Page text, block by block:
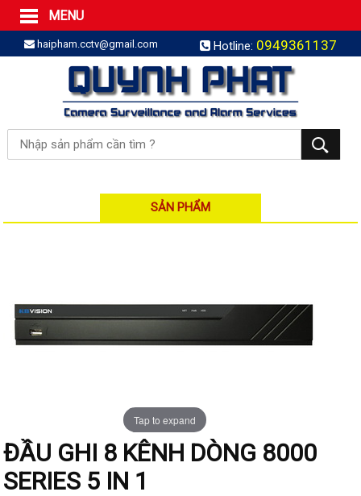
MENU
Trang Chủ
Sản phẩm
SẢN PHẨM TRỌN GÓI
LẮP BÁO TRỘM TRỌN GÓI
LẮP CAMERA TRỌN GÓI
Camera IP
Camera IP KBVISION
Camera IP HIKVISION
Đầu ghi IP | NVR
Đầu ghi IP HIKVISION
Đầu ghi IP Visionhitech
Camera Analog
haipham.cctv@gmail.com Hotline: 0949361137
SẢN PHẨM
Tap to expand
ĐẦU GHI 8 KÊNH DÒNG 8000
SERIES 5 IN 1